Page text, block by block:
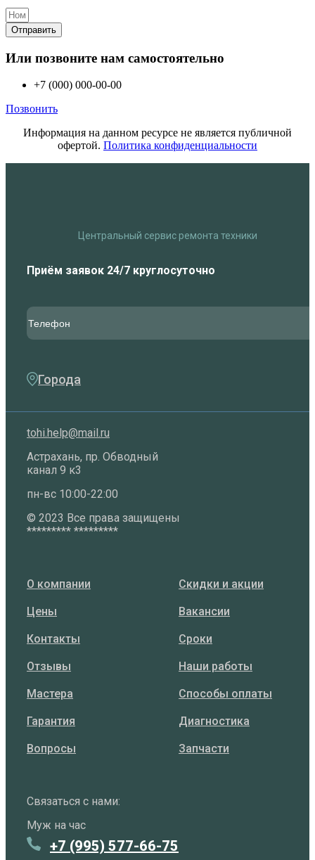
Отправить
Или позвоните нам самостоятельно
+7 (000) 000-00-00
Позвонить
Информация на данном ресурсе не является публичной
офертой. Политика конфиденциальности
Центральный сервис ремонта техники
Города
Приём заявок 24/7 круглосуточно
tohi.help@mail.ru
Астрахань, пр. Обводный
канал 9 к3
пн-вс 10:00-22:00
©️ 2023 Все права защищены
********* *********
О компании
Цены
Контакты
Отзывы
Мастера
Гарантия
Вопросы
Скидки и акции
Вакансии
Сроки
Наши работы
Способы оплаты
Диагностика
Запчасти
Связаться с нами:
Муж на час
+7 (995) 577-66-75